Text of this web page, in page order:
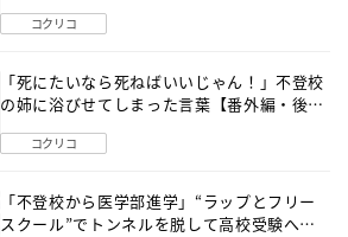
コクリコ
「死にたいなら死ねばいいじゃん！」不登校
の姉に浴びせてしまった言葉【番外編・後
コクリコ
「不登校から医学部進学」“ラップとフリー
スクール”でトンネルを脱して高校受験へ